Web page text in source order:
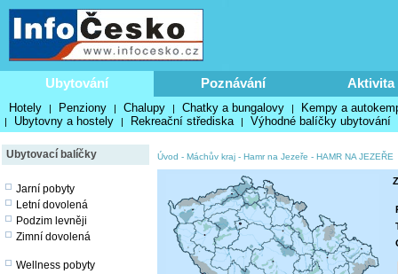
Ubytování Poznávání Aktivita
Hotely | Penziony | Chalupy | Chatky a bungalovy | Kempy a
| Ubytovny a hostely | Rekreační střediska | Výhodné balíčky ubytování
Ubytovací balíčky
Jarní pobyty
Letní dovolená
Podzim levněji
Zimní dovolená
Wellness pobyty
Úvod - Máchův kraj - Hamr na Jezeře - HAMR NA JEZEŘE